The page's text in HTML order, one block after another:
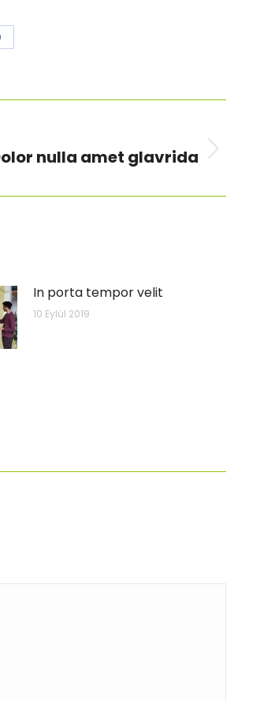
nulla amet glavrida
In porta tempor velit
10 Eylül 2019